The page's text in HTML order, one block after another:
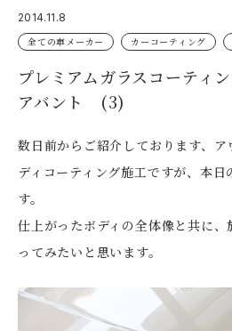
2014.11.8
全ての車メーカー
カーコーティング
プレミアムガラスコーティ
アバント (3)
数日前からご紹介しております、
ディコーティング施工ですが、本
す。
仕上がったボディの全体像と共に
ってみたいと思います。